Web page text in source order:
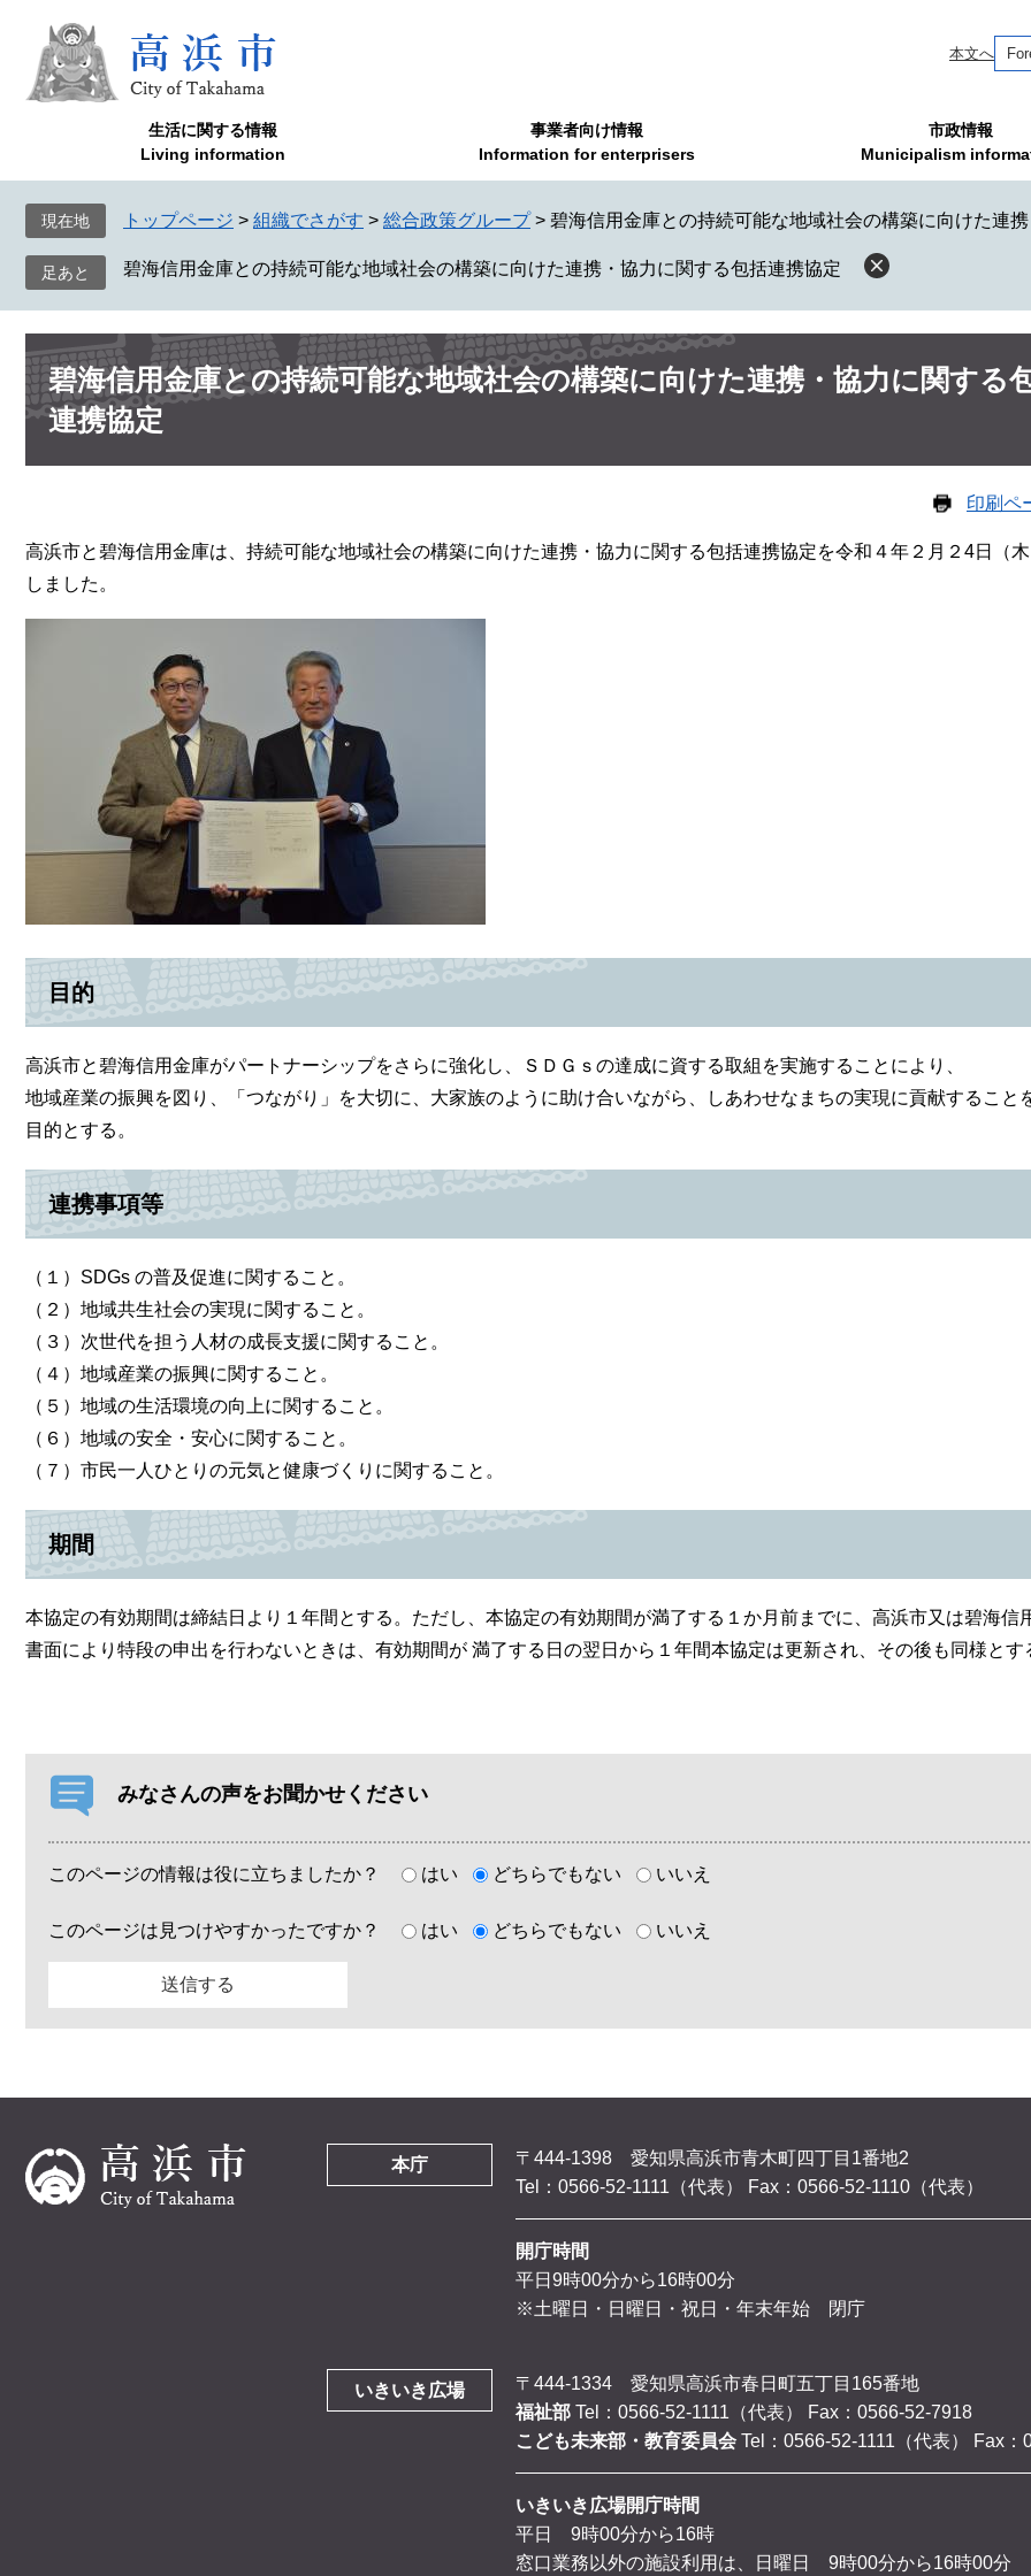
で
ば
へ
本文へ
生活に関する情報
Living information
事業者向け情報
Information for enterprisers
市政情報
Municipalism
現在地 トップページ > 組織でさがす > 総合政策グループ > 碧海信用金庫との持続可能な地域社会の構築に向けた連
碧海信用金庫との持続可能な地域社会の構築に向けた連携・協力に関する包括連携協定
本
文 碧海信用金庫との持続可能な地域社会の構築に向けた連携・協力に関する
連携協定
印刷ペ
高浜市と碧海信用金庫は、持続可能な地域社会の構築に向けた連携・協力に関する包括連携協定を令和４年２月２4日（
しました。
目的
高浜市と碧海信用金庫がパートナーシップをさらに強化し、ＳＤＧｓの達成に資する取組を実施することにより、
地域産業の振興を図り、「つながり」を大切に、大家族のように助け合いながら、しあわせなまちの実現に貢献すること
目的とする。
連携事項等
（１）SDGs の普及促進に関すること。
（２）地域共生社会の実現に関すること。
（３）次世代を担う人材の成長支援に関すること。
（４）地域産業の振興に関すること。
（５）地域の生活環境の向上に関すること。
（６）地域の安全・安心に関すること。
（７）市民一人ひとりの元気と健康づくりに関すること。
期間
本協定の有効期間は締結日より１年間とする。ただし、本協定の有効期間が満了する１か月前までに、高浜市又は碧海信
書面により特段の申出を行わないときは、有効期間が 満了する日の翌日から１年間本協定は更新され、その後も同様とす
みなさんの声をお聞かせください
このページの情報は役に立ちましたか？ はい どちらでもない いいえ
このページは見つけやすかったですか？ はい どちらでもない いいえ
本庁
〒444-1398 愛知県高浜市青木町四丁目1番地2
Tel：0566-52-1111（代表）
Fax：0566-52-1110（代表）
開庁時間
平日9時00分から16時00分
※土曜日・日曜日・祝日・年末年始 閉庁
いきいき広場
〒444-1334 愛知県高浜市春日町五丁目165番地
福祉部 Tel：0566-52-1111（代表）
Fax：0566-52-7918
こども未来部・教育委員会 Tel：0566-52-1111（代表） Fax：
いきいき広場開庁時間
平日 9時00分から16時
窓口業務以外の施設利用は、日曜日 9時00分から16時00分